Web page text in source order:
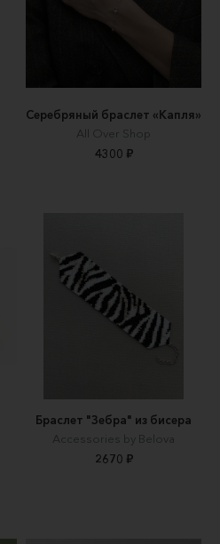
Серебряный браслет «Капля»
All Over Shop
4300 ₽
Браслет "Зебра" из бисера
Accessories by Belova
2670 ₽